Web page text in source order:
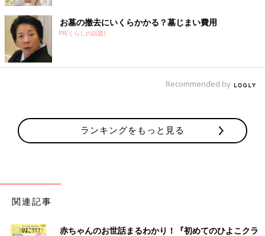
お墓の撤去にいくらかかる？墓じまい費用
PR(くらしの話題)
Recommended by
ランキングをもっと見る
関連記事
赤ちゃんのお世話まるわかり！『初めてのひよこクラ